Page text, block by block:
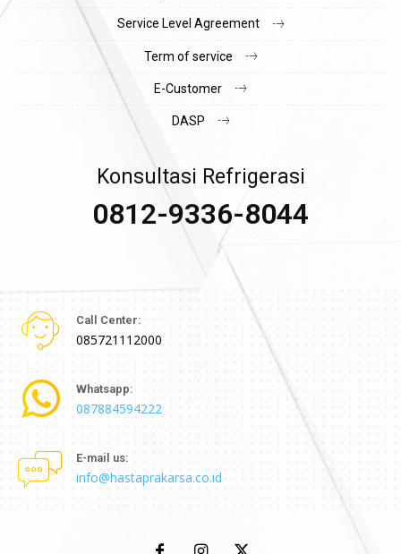
Service Level Agreement
Term of service
E-Customer
DASP
Konsultasi Refrigerasi
0812-9336-8044
Call Center:
085721112000
Whatsapp:
087884594222
E-mail us:
info@hastaprakarsa.co.id